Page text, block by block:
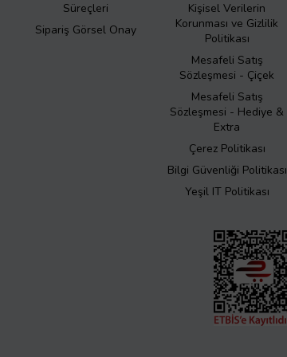
Süreçleri
Sipariş Görsel Onay
Kişisel Verilerin
Korunması ve Gizlilik
Politikası
Mesafeli Satış
Sözleşmesi - Çiçek
Mesafeli Satış
Sözleşmesi - Hediye &
Extra
Çerez Politikası
Bilgi Güvenliği Politikası
Yeşil IT Politikası